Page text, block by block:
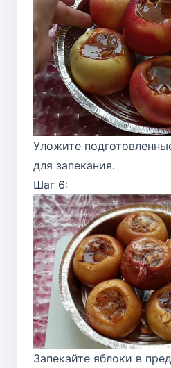
Уложите
для запекания.
Шаг 6:
Запекайте яблоки в